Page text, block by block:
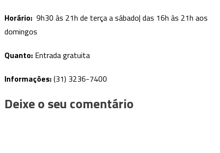
Horário:9h30 às 21h de terça a sábado| das 16h às 21h aos
domingos
Quanto: Entrada gratuita
Informações:(31) 3236-7400
Deixe o seu comentário